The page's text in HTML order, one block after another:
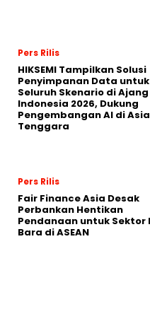
Pers Rilis
HIKSEMI Tampilkan Solusi
Penyimpanan Data untuk
Seluruh Skenario di Ajang
Indonesia 2026, Dukung
Pengembangan AI di Asia
Tenggara
Pers Rilis
Fair Finance Asia Desak
Perbankan Hentikan
Pendanaan untuk Sektor
Bara di ASEAN